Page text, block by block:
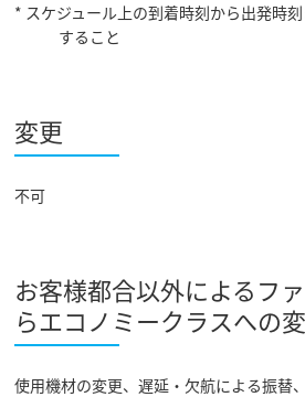
* スケジュール上の到着時刻から出発時
すること
変更
不可
お客様都合以外によるフ
らエコノミークラスへの
使用機材の変更、遅延・欠航による振替